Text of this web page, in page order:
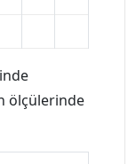
ölçülerinde